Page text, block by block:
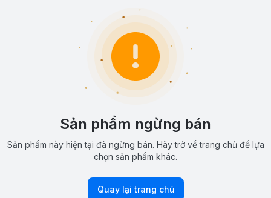
Sản phẩm ngừng bán
Sản phẩm này hiện tại đã ngừng bán. Hãy trở về trang chủ để lựa
chọn sản phẩm khác.
Quay lại trang chủ